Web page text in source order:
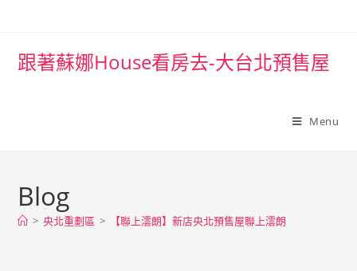
跟著蘇娜House看房去-大台北預售屋
Menu
Blog
> 央北重劃區 > 【聯上澐朗】新店央北預售屋聯上澐朗